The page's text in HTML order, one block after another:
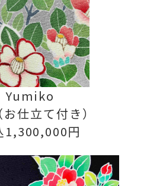
Yumiko
仕立て付き）
1,300,000円